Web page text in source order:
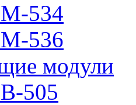
534
536
модули
505